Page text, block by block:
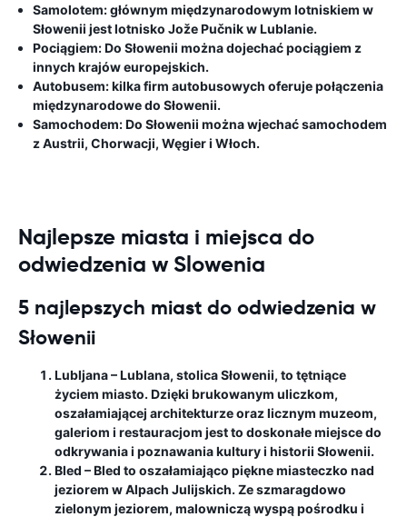
Samolotem: głównym międzynarodowym lotniskiem w
Słowenii jest lotnisko Jože Pučnik w Lublanie.
Pociągiem: Do Słowenii można dojechać pociągiem z
innych krajów europejskich.
Autobusem: kilka firm autobusowych oferuje połączenia
międzynarodowe do Słowenii.
Samochodem: Do Słowenii można wjechać samochodem
z Austrii, Chorwacji, Węgier i Włoch.
Najlepsze miasta i miejsca do
odwiedzenia w Slowenia
5 najlepszych miast do odwiedzenia w
Słowenii
Lubljana– Lublana, stolica Słowenii, to tętniące
życiem miasto. Dzięki brukowanym uliczkom,
oszałamiającej architekturze oraz licznym muzeom,
galeriom i restauracjom jest to doskonałe miejsce do
odkrywania i poznawania kultury i historii Słowenii.
Bled – Bled to oszałamiająco piękne miasteczko nad
jeziorem w Alpach Julijskich. Ze szmaragdowo
zielonym jeziorem, malowniczą wyspą pośrodku i